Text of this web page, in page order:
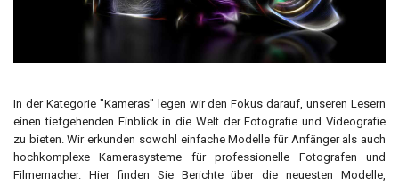
In der Kategorie "Kameras" legen wir den Fokus darauf, unseren Lesern
einen tiefgehenden Einblick in die Welt der Fotografie und Videografie
zu bieten. Wir erkunden sowohl einfache Modelle für Anfänger als auch
hochkomplexe Kamerasysteme für professionelle Fotografen und
Filmemacher. Hier finden Sie Berichte über die neuesten Modelle,